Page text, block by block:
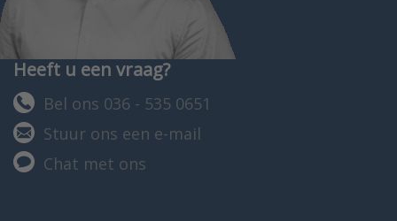
Heeft u een vraag?
Bel ons 036 - 535 0651
Stuur ons een e-mail
Chat met ons